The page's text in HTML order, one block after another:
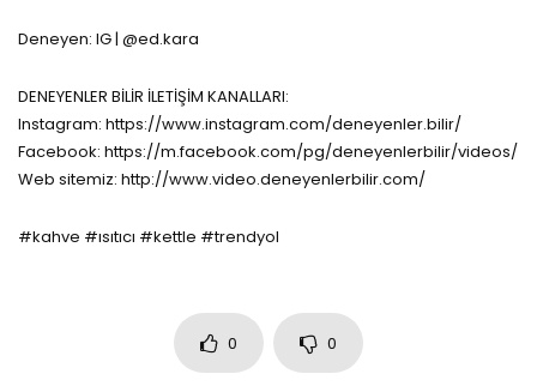
Deneyen: IG | @ed.kara
DENEYENLER BİLİR İLETİŞİM KANALLARI:
Instagram: https://www.instagram.com/deneyenler.bilir/
Facebook: https://m.facebook.com/pg/deneyenlerbilir/videos/
Web sitemiz: http://www.video.deneyenlerbilir.com/
#kahve #ısıtıcı #kettle #trendyol
0 0